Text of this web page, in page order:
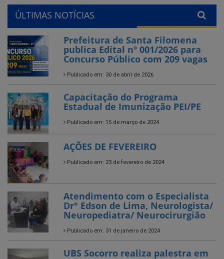
ÚLTIMAS NOTÍCIAS
Prefeitura de Santa Filomena
publica Edital nº 001/2026 para
Concurso Público com 209 vagas
Publicado em: 30 de abril de 2026
Capacitação do Programa
Estadual de Imunização PEI/PE
Publicado em: 15 de março de 2024
AÇÕES DE FEVEREIRO
Publicado em: 23 de fevereiro de 2024
Atendimento com o Especialista
Dr° Edson de Lima, Neurologista/
Neuropediatra/ Neurocirurgião
Publicado em: 31 de janeiro de 2024
UBS Socorro realiza palestra em